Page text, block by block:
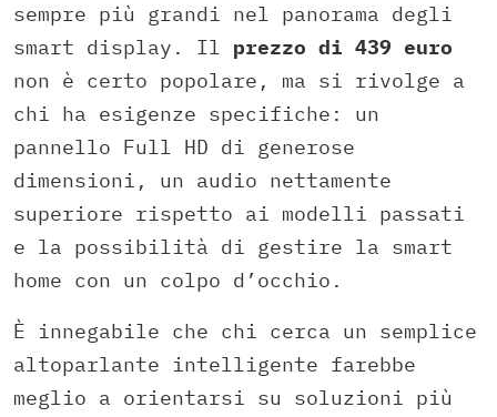
sempre più grandi nel panorama degli
smart display. Il prezzo di 439 euro
non è certo popolare, ma si rivolge a
chi ha esigenze specifiche: un
pannello Full HD di generose
dimensioni, un audio nettamente
superiore rispetto ai modelli passati
e la possibilità di gestire la smart
home con un colpo d’occhio.
È innegabile che chi cerca un semplice
altoparlante intelligente farebbe
meglio a orientarsi su soluzioni più